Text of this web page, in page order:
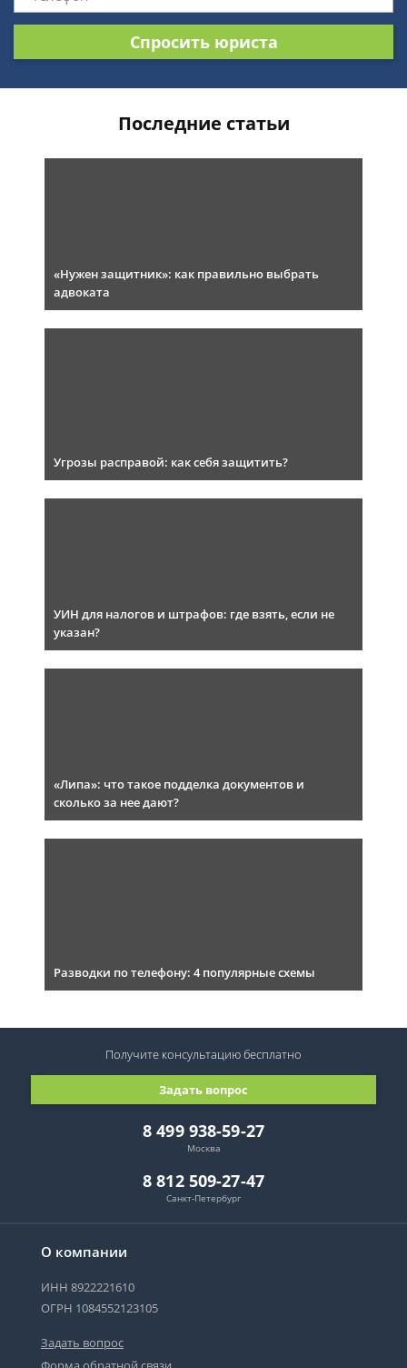
Спросить юриста
Последние статьи
«Нужен защитник»: как правильно выбрать
адвоката
Угрозы расправой: как себя защитить?
УИН для налогов и штрафов: где взять, если не
указан?
«Липа»: что такое подделка документов и
сколько за нее дают?
Разводки по телефону: 4 популярные схемы
О компании
ИНН 8922221610
ОГРН 1084552123105
Задать вопрос
8 499 938-59-27
Москва
8 812 509-27-47
Санкт-Петербург
Задать вопрос
Получите консультациюбесплатно